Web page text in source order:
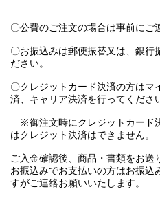
〇公費のご注文の場合は事前にご
〇お振込みは郵便振替又は、銀行
ださい。
〇クレジットカード決済の方はマ
済、キャリア決済を行ってくださ
※御注文時にクレジットカード
はクレジット決済はできません。
ご入金確認後、商品・書類をお送
お振込みでお支払いの方はお振込
すがご連絡お願いいたします。